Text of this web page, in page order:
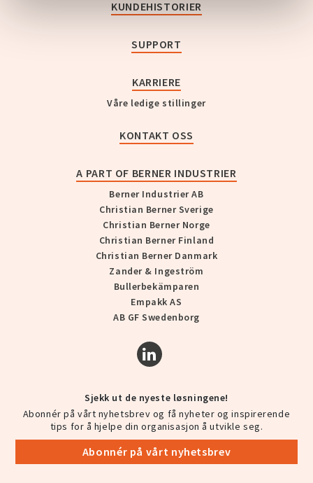
KUNDEHISTORIER
SUPPORT
KARRIERE
Våre ledige stillinger
KONTAKT OSS
A PART OF BERNER INDUSTRIER
Berner Industrier AB
Christian Berner Sverige
Christian Berner Norge
Christian Berner Finland
Christian Berner Danmark
Zander & Ingeström
Bullerbekämparen
Empakk AS
AB GF Swedenborg
Sjekk ut de nyeste løsningene!
Abonnér på vårt nyhetsbrev og få nyheter og inspirerende
tips for å hjelpe din organisasjon å utvikle seg.
Abonnér på vårt nyhetsbrev